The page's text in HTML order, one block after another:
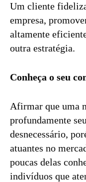
Um cliente
empresa,
altamente
outra estratégia.
Conheça o seu
Afirmar que uma
profundamente
desnecessário,
atuantes no
poucas delas
indivíduos que